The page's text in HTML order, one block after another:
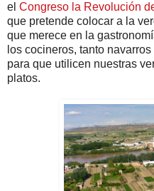
el Congreso la Revolución
que pretende colocar a la
que merece en la
los cocineros, tanto
para que utilicen nuestras
platos.